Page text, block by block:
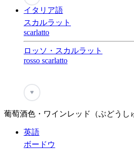
イタリア語
スカルラット
scarlatto
ロッソ・スカルラット
rosso scarlatto
♥
葡萄酒色・ワインレッド（ぶどうし
英語
ボードウ